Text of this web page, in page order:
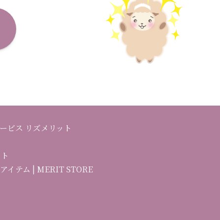
ビス リズメリット
イテム | MERIT STORE